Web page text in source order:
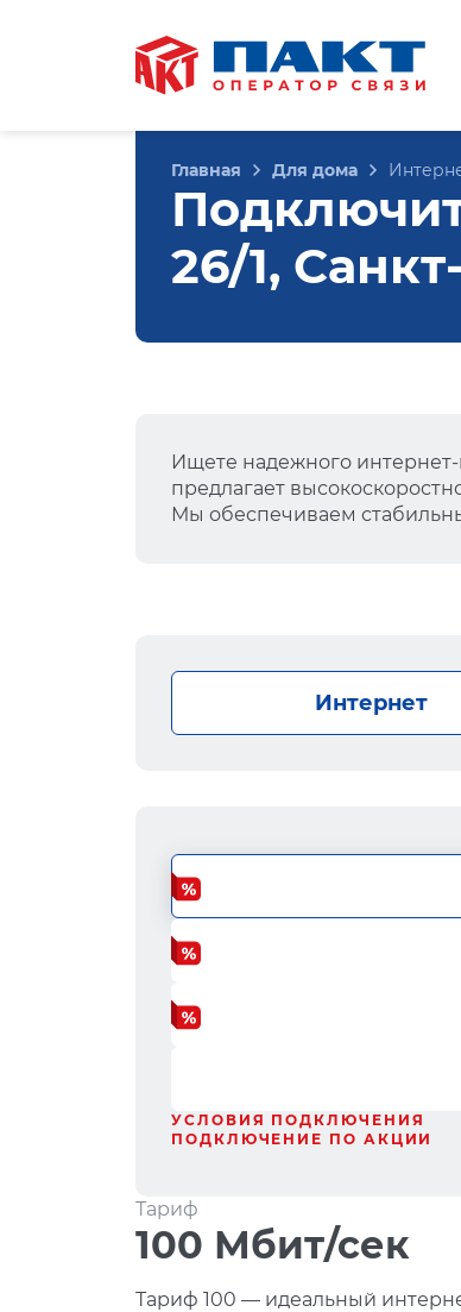
Главная Для дома
26/1,
Ищете надежного
предлагает
Мы обеспечиваем
Интернет
УСЛОВИЯ ПОДКЛЮЧЕНИЯ
ПОДКЛЮЧЕНИЕ ПО АКЦИИ
Тариф
100 Мбит/сек
Тариф 100 — идеальный